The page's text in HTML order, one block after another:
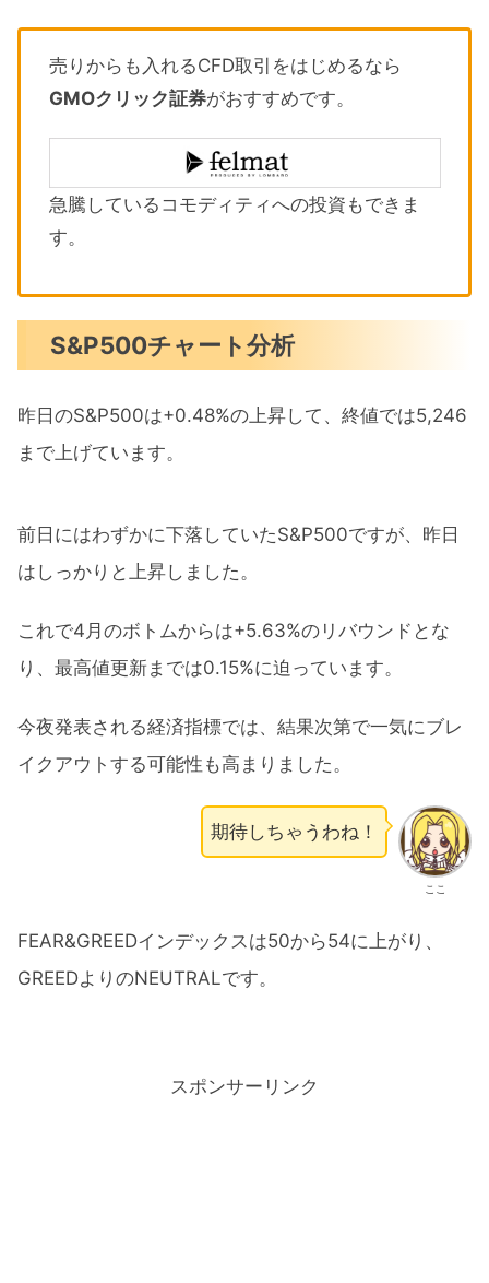
売りからも入れるCFD取引をはじめるなら
GMOクリック証券がおすすめです。
急騰しているコモディティへの投資もできま
す。
S&P500チャート分析
昨日のS&P500は+0.48%の上昇して、終値では5,246
まで上げています。
前日にはわずかに下落していたS&P500ですが、昨日
はしっかりと上昇しました。
これで4月のボトムからは+5.63%のリバウンドとな
り、最高値更新までは0.15%に迫っています。
今夜発表される経済指標では、結果次第で一気にブレ
イクアウトする可能性も高まりました。
ここ
期待しちゃうわね！
FEAR&GREEDインデックスは50から54に上がり、
GREEDよりのNEUTRALです。
スポンサーリンク